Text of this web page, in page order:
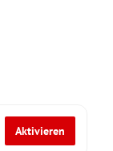
Aktivieren